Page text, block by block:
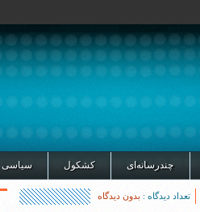
چندرسانه‌ای کشکول سیاسی
تعداد دیدگاه : بدون دیدگاه